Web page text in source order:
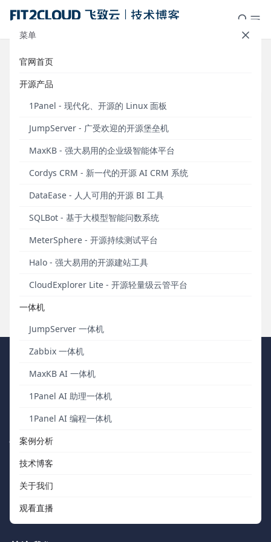
菜单
官网首页
开源产品
1Panel - 现代化、开源的 Linux 面板
JumpServer - 广受欢迎的开源堡垒机
MaxKB - 强大易用的企业级智能体平台
Cordys CRM - 新一代的开源 AI CRM 系统
DataEase - 人人可用的开源 BI 工具
SQLBot - 基于大模型智能问数系统
MeterSphere - 开源持续测试平台
Halo - 强大易用的开源建站工具
CloudExplorer Lite - 开源轻量级云管平台
一体机
JumpServer 一体机
Zabbix 一体机
MaxKB AI 一体机
1Panel AI 助理一体机
1Panel AI 编程一体机
案例分析
技术博客
关于我们
观看直播
标签：Textln
MaxKB+合合信息TextIn：通过API实现PDF扫描
件的文档审核
FIT2CLOUD 飞致云
我们秉持“软件用起来才有价值，才有改进的机会”的核心价值观，向
中国数字化团队交付被广泛验证、可信赖的通用工具软件。
快速浏览
关于我们
开源社区
如何购买